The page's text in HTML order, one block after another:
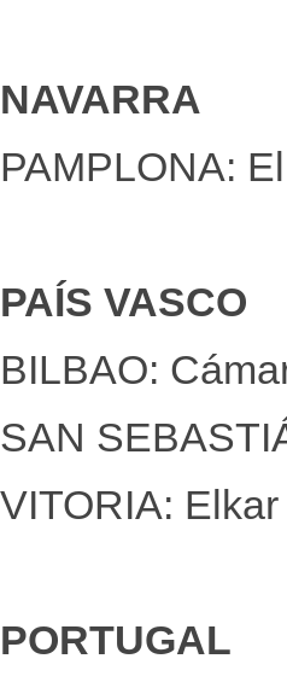
NAVARRA
PAMPLONA:
PAÍS VASCO
BILBAO:
SAN
VITORIA: Elkar
PORTUGAL